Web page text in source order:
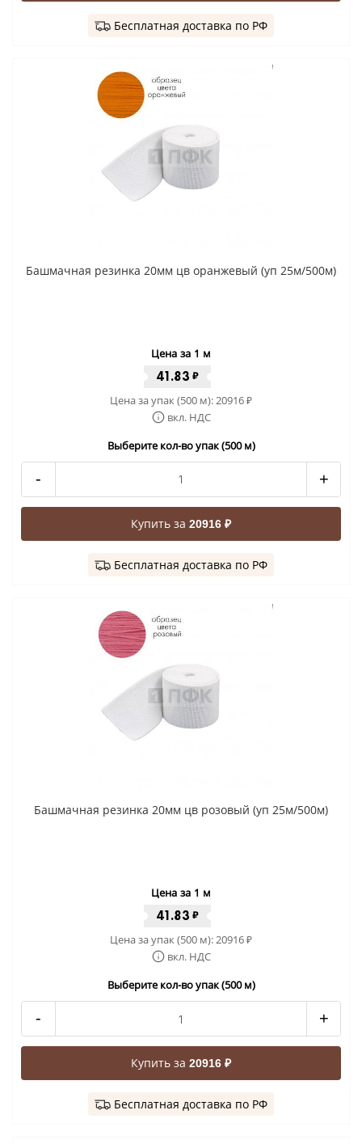
Бесплатная доставка по РФ
Башмачная резинка 20мм цв оранжевый (уп 25м/500м)
Цена за 1 м
41.83 ₽
Цена за упак (500 м):20916₽
вкл. НДС
Выберите кол-во упак (500 м)
- +
Купить за 20916 ₽
Бесплатная доставка по РФ
Башмачная резинка 20мм цв розовый (уп 25м/500м)
Цена за 1 м
41.83 ₽
Цена за упак (500 м):20916₽
вкл. НДС
Выберите кол-во упак (500 м)
- +
Купить за 20916 ₽
Бесплатная доставка по РФ